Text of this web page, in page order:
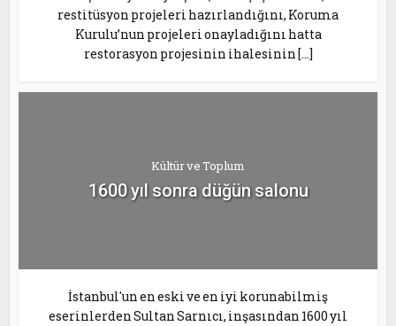
restitüsyon projeleri hazırlandığını, Koruma
Kurulu’nun projeleri onayladığını hatta
restorasyon projesinin ihalesinin […]
Kültür ve Toplum
1600 yıl sonra düğün salonu
İstanbul'un en eski ve en iyi korunabilmiş
eserinlerden Sultan Sarnıcı, inşasından 1600 yıl